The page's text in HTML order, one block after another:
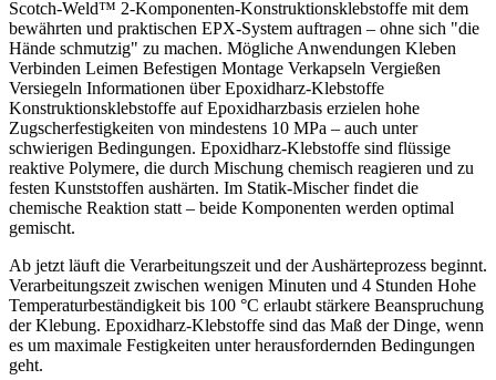
Scotch-Weld™ 2-Komponenten-Konstruktionsklebstoffe mit dem
bewährten und praktischen EPX-System auftragen – ohne sich "die
Hände schmutzig" zu machen. Mögliche Anwendungen Kleben
Verbinden Leimen Befestigen Montage Verkapseln Vergießen
Versiegeln Informationen über Epoxidharz-Klebstoffe
Konstruktionsklebstoffe auf Epoxidharzbasis erzielen hohe
Zugscherfestigkeiten von mindestens 10 MPa – auch unter
schwierigen Bedingungen. Epoxidharz-Klebstoffe sind flüssige
reaktive Polymere, die durch Mischung chemisch reagieren und zu
festen Kunststoffen aushärten. Im Statik-Mischer findet die
chemische Reaktion statt – beide Komponenten werden optimal
gemischt.
Ab jetzt läuft die Verarbeitungszeit und der Aushärteprozess beginnt.
Verarbeitungszeit zwischen wenigen Minuten und 4 Stunden Hohe
Temperaturbeständigkeit bis 100 °C erlaubt stärkere Beanspruchung
der Klebung. Epoxidharz-Klebstoffe sind das Maß der Dinge, wenn
es um maximale Festigkeiten unter herausfordernden Bedingungen
geht.